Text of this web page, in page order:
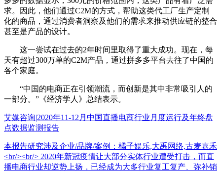
求。因此，他们通过C2M的方式，帮助这类代工厂生产定制
化的商品，通过消费者洞察及他们的需求来推动供应链的整合
甚至是产品的设计。
这一尝试在过去的2年时间里取得了重大成功。现在，每
天有超过300万单的C2M产品，通过拼多多平台去往了中国的
各个家庭。
“中国的电商正在引领潮流，而创新是其中非常吸引人的
一部分。”《经济学人》总结表示。
艾媒咨询|2020年11-12月中国直播电商行业月度运行及年终盘
点数据监测报告
本报告研究涉及企业/品牌/案例：橘子娱乐,大禹网络,古麦嘉禾
<br/><br/> 2020年新冠疫情让大部分实体行业遭受打击，而直
播电商行业却逆势上扬，已经成为大多行业复工复产、弥补销